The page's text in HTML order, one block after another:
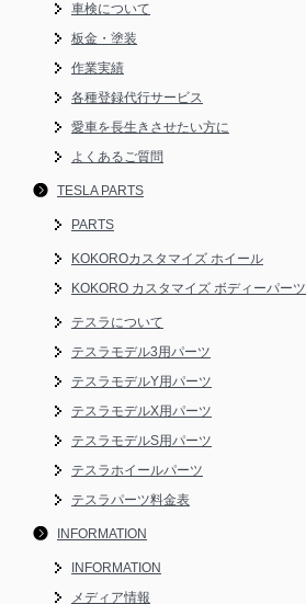
車検について
板金・塗装
作業実績
各種登録代行サービス
愛車を長生きさせたい方に
よくあるご質問
TESLA PARTS
PARTS
KOKOROカスタマイズ ホイール
KOKORO カスタマイズ ボディーパーツ
テスラについて
テスラモデル3用パーツ
テスラモデルY用パーツ
テスラモデルX用パーツ
テスラモデルS用パーツ
テスラホイールパーツ
テスラパーツ料金表
INFORMATION
INFORMATION
メディア情報